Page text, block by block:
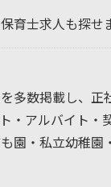
育士求人も探せ
多数掲載し、正
・アルバイト・
園・私立幼稚